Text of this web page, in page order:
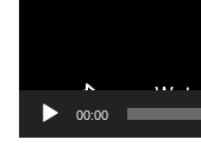
00:00